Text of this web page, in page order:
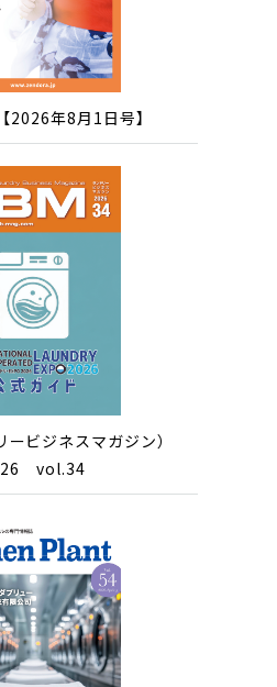
2026年8月1日号】
ビジネスマガジン）
vol.34